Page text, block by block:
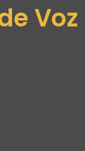
Voz